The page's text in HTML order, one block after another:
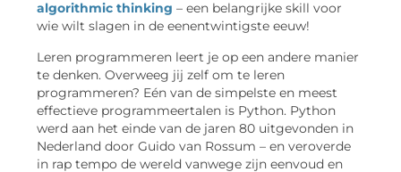
algorithmic thinking – een belangrijke skill voor
wie wilt slagen in de eenentwintigste eeuw!
Leren programmeren leert je op een andere manier
te denken. Overweeg jij zelf om te leren
programmeren? Eén van de simpelste en meest
effectieve programmeertalen is Python. Python
werd aan het einde van de jaren 80 uitgevonden in
Nederland door Guido van Rossum – en veroverde
in rap tempo de wereld vanwege zijn eenvoud en